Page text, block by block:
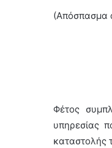
(Απόσπασμα
Φέτος
υπηρεσίας
καταστολής